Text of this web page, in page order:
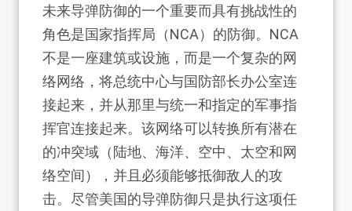
未来导弹防御的一个重要而具有挑战性的
角色是国家指挥局（NCA）的防御。NCA
不是一座建筑或设施，而是一个复杂的网
络网络，将总统中心与国防部长办公室连
接起来，并从那里与统一和指定的军事指
挥官连接起来。该网络可以转换所有潜在
的冲突域（陆地、海洋、空中、太空和网
络空间），并且必须能够抵御敌人的攻
击。尽管美国的导弹防御只是执行这项任